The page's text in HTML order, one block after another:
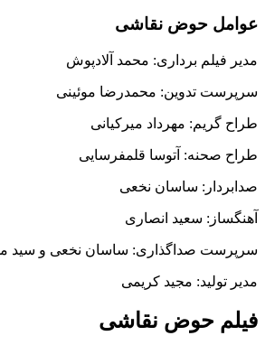
عوامل حوض نقاشی
مدیر فیلم برداری: محمد آلادپوش
سرپرست تدوین: محمدرضا موئینی
طراح گریم: مهرداد میرکیانی
طراح صحنه: آتوسا قلمفرسایی
صدابردار: ساسان نخعی
آهنگساز: سعید انصاری
سرپرست صداگذاری: ساسان نخعی و سید
مدیر تولید: مجید کریمی
فیلم حوض نقاشی